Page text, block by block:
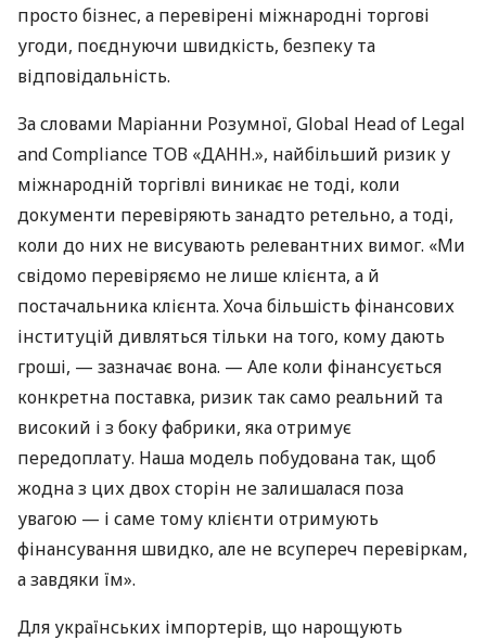
просто бізнес, а перевірені міжнародні торгові
угоди, поєднуючи швидкість, безпеку та
відповідальність.
За словами Маріанни Розумної, Global Head of Legal
and Compliance ТОВ «ДАНН.», найбільший ризик у
міжнародній торгівлі виникає не тоді, коли
документи перевіряють занадто ретельно, а тоді,
коли до них не висувають релевантних вимог. «Ми
свідомо перевіряємо не лише клієнта, а й
постачальника клієнта. Хоча більшість фінансових
інституцій дивляться тільки на того, кому дають
гроші, — зазначає вона. — Але коли фінансується
конкретна поставка, ризик так само реальний та
високий і з боку фабрики, яка отримує
передоплату. Наша модель побудована так, щоб
жодна з цих двох сторін не залишалася поза
увагою — і саме тому клієнти отримують
фінансування швидко, але не всупереч перевіркам,
а завдяки їм».
Для українських імпортерів, що нарощують